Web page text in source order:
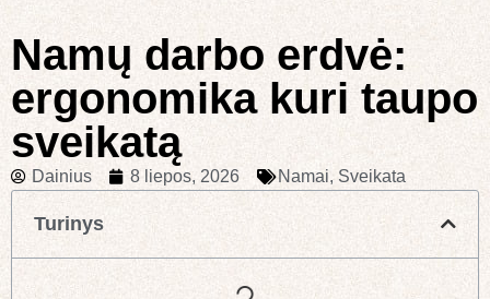
Namų darbo erdvė:
ergonomika kuri taupo
sveikatą
Dainius 8 liepos, 2026 Namai, Sveikata
Turinys